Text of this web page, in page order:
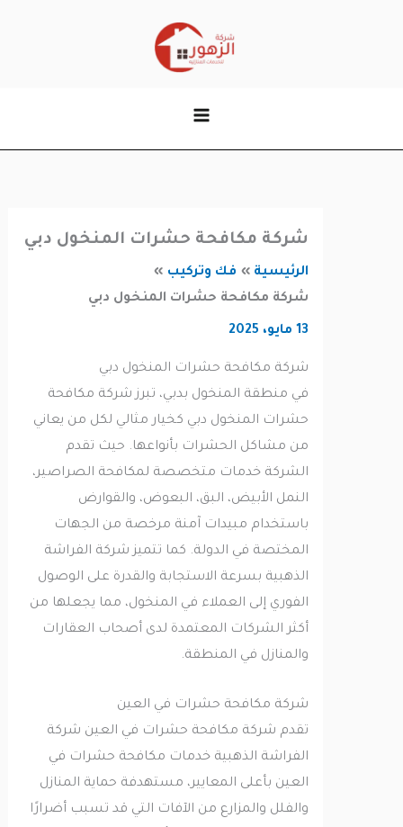
شركة مكافحة حشرات المنخول دبي
الرئيسية
فك وتركيب
شركة مكافحة حشرات المنخول دبي
شركة مكافحة حشرات المنخول دبي
في منطقة المنخول بدبي، تبرز شركة مكافحة
حشرات المنخول دبي كخيار مثالي لكل من يعاني
من مشاكل الحشرات بأنواعها. حيث تقدم
الشركة خدمات متخصصة لمكافحة الصراصير،
النمل الأبيض، البق، البعوض، والقوارض
باستخدام مبيدات آمنة مرخصة من الجهات
المختصة في الدولة. كما تتميز شركة الفراشة
الذهبية بسرعة الاستجابة والقدرة على الوصول
الفوري إلى العملاء في المنخول، مما يجعلها من
أكثر الشركات المعتمدة لدى أصحاب العقارات
والمنازل في المنطقة.
شركة مكافحة حشرات في العين
تقدم شركة مكافحة حشرات في العين شركة
الفراشة الذهبية خدمات مكافحة حشرات في
العين بأعلى المعايير، مستهدفة حماية المنازل
والفلل والمزارع من الآفات التي قد تسبب أضرارًا